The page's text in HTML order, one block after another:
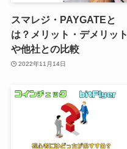
スマレジ・PAYGATEと
は？メリット・デメリット
や他社との比較
2022年11月14日